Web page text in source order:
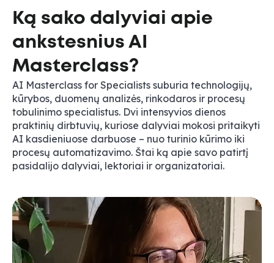
Ką sako dalyviai apie
ankstesnius AI
Masterclass?
AI Masterclass for Specialists suburia technologijų,
kūrybos, duomenų analizės, rinkodaros ir procesų
tobulinimo specialistus. Dvi intensyvios dienos
praktinių dirbtuvių, kuriose dalyviai mokosi pritaikyti
AI kasdieniuose darbuose – nuo turinio kūrimo iki
procesų automatizavimo. Štai ką apie savo patirtį
pasidalijo dalyviai, lektoriai ir organizatoriai.